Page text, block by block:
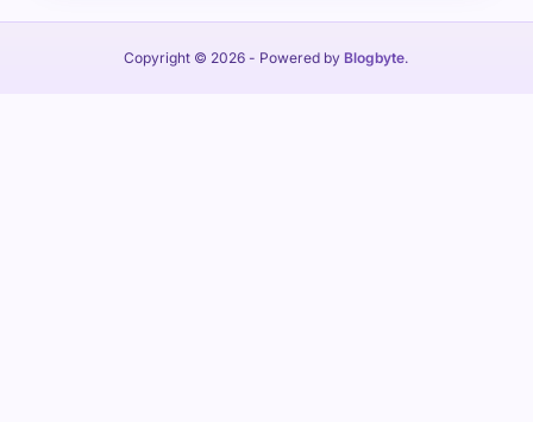
Copyright © 2026 - Powered by Blogbyte.